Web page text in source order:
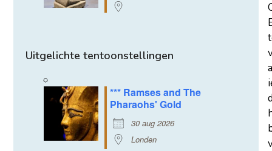
Uitgelichte tentoonstellingen
*** Ramses and The
Pharaohs' Gold
30 aug 2026
Londen